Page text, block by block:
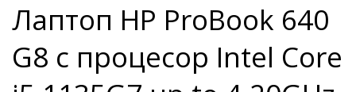
Лаптоп HP ProBook 640
G8 с процесор Intel Core